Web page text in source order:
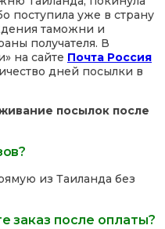
поступила уже в страну
таможни и
получателя. В
на сайте Почта Россия
дней посылки в
посылок после
из Таиланда без
заказ после оплаты?